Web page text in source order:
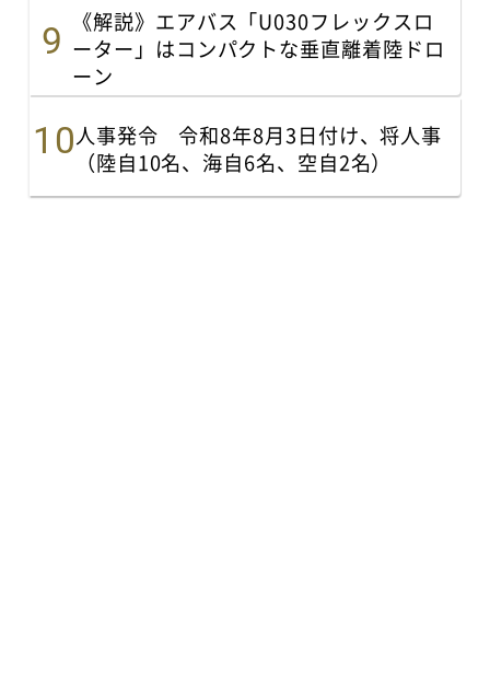
《解説》エアバス「U030フレックスロ
ーター」はコンパクトな垂直離着陸ドロ
ーン
人事発令 令和8年8月3日付け、将人事
（陸自10名、海自6名、空自2名）